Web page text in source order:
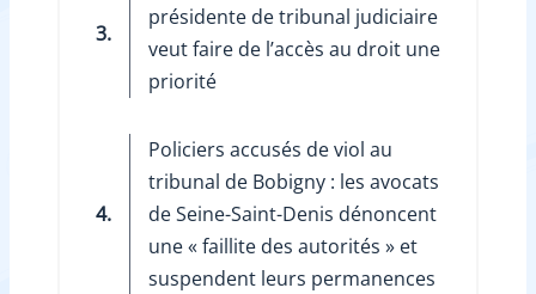
3.
présidente de tribunal judiciaire
veut faire de l’accès au droit une
priorité
4.
Policiers accusés de viol au
tribunal de Bobigny : les avocats
de Seine-Saint-Denis dénoncent
une « faillite des autorités » et
suspendent leurs permanences